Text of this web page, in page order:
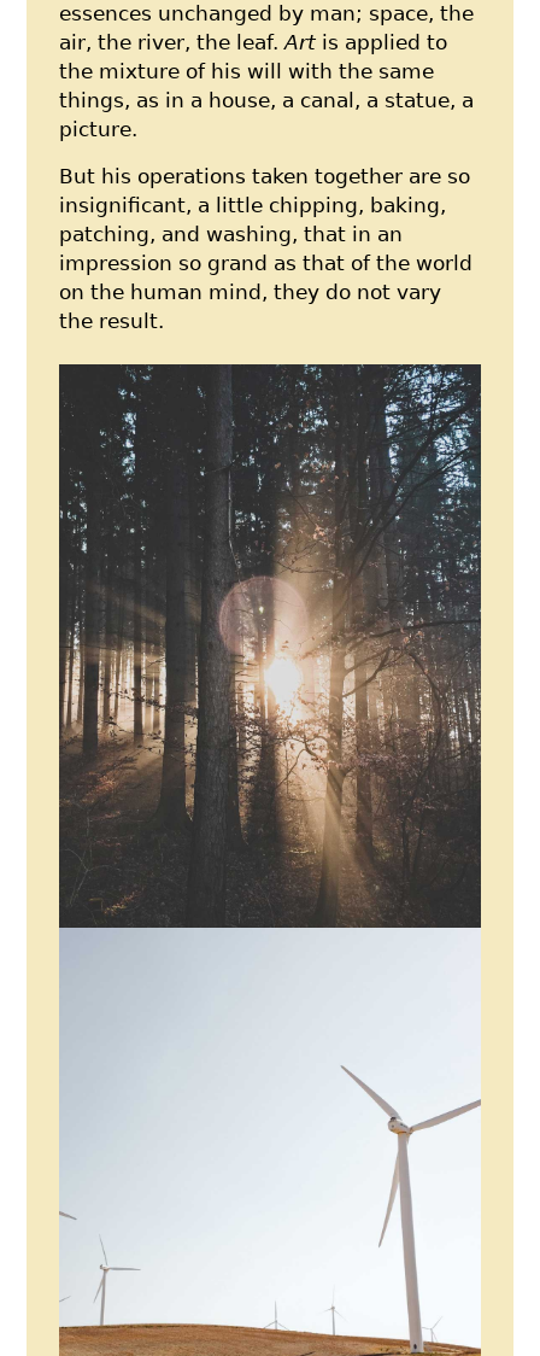
essences unchanged by man; space, the
air, the river, the leaf.Art is applied to
the mixture of his will with the same
things, as in a house, a canal, a statue, a
picture.
But his operations taken together are so
insignificant, a little chipping, baking,
patching, and washing, that in an
impression so grand as that of the world
on the human mind, they do not vary
the result.